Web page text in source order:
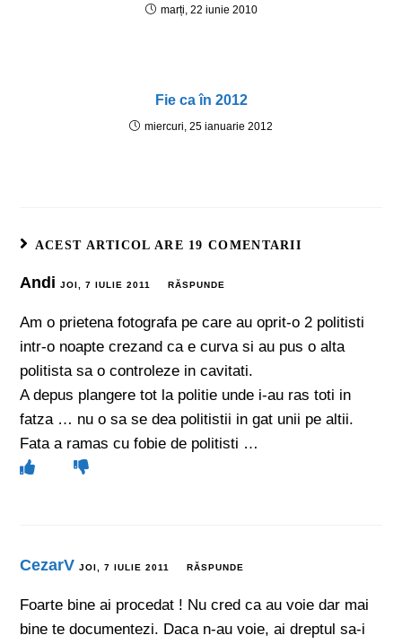
marți, 22 iunie 2010
Fie ca în 2012
miercuri, 25 ianuarie 2012
ACEST ARTICOL ARE 19 COMENTARII
AndiJOI, 7 IULIE 2011 RĂSPUNDE
Am o prietena fotografa pe care au oprit-o 2 politisti
intr-o noapte crezand ca e curva si au pus o alta
politista sa o controleze in cavitati.
A depus plangere tot la politie unde i-au ras toti in
fatza … nu o sa se dea politistii in gat unii pe altii.
Fata a ramas cu fobie de politisti …
CezarV JOI, 7 IULIE 2011 RĂSPUNDE
Foarte bine ai procedat ! Nu cred ca au voie dar mai
bine te documentezi. Daca n-au voie, ai dreptul sa-i